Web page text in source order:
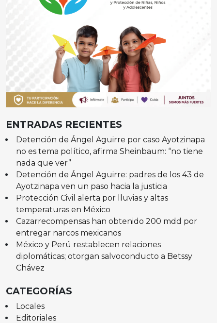
ENTRADAS RECIENTES
Detención de Ángel Aguirre por caso Ayotzinapa
no es tema político, afirma Sheinbaum: “no tiene
nada que ver”
Detención de Ángel Aguirre: padres de los 43 de
Ayotzinapa ven un paso hacia la justicia
Protección Civil alerta por lluvias y altas
temperaturas en México
Cazarrecompensas han obtenido 200 mdd por
entregar narcos mexicanos
México y Perú restablecen relaciones
diplomáticas; otorgan salvoconducto a Betssy
Chávez
CATEGORÍAS
Locales
Editoriales